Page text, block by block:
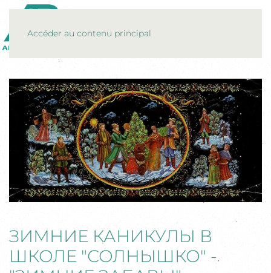
Accéder au contenu principal
ЗИМНИЕ КАНИКУЛЫ В
ШКОЛЕ "СОЛНЫШКО" -